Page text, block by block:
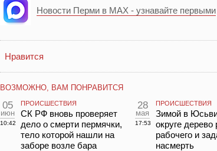
Новости Перми в MAX - узнавайте первыми
Нравится
ВОЗМОЖНО, ВАМ ПОНРАВИТСЯ
05
июн
10:42
ПРОИСШЕСТВИЯ
СК РФ вновь проверяет
дело о смерти пермячки,
тело которой нашли на
заборе возле бара
28
мая
17:53
ПРОИСШЕСТВИЯ
Зимой в
округе дерево
рабочего и
насмерть